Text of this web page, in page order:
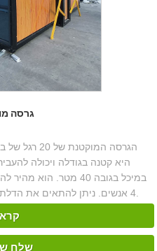
הגרסה
במיכל בגובה 40 מטר.
שלח